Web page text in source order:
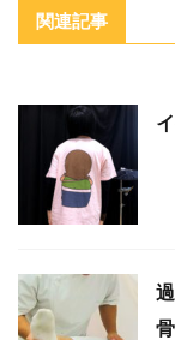
関連記事